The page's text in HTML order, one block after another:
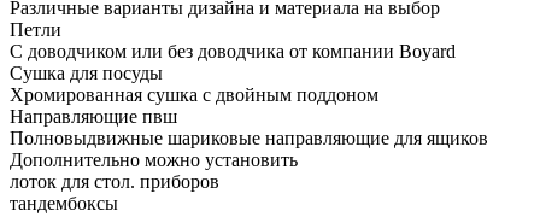
Различные варианты дизайна и материала на выбор
Петли
С доводчиком или без доводчика от компании Boyard
Сушка для посуды
Хромированная сушка с двойным поддоном
Направляющие пвш
Полновыдвижные шариковые направляющие для ящиков
Дополнительно можно установить
лоток для стол. приборов
тандембоксы